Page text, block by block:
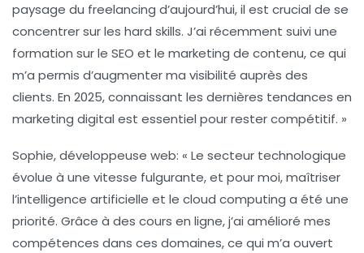
paysage du freelancing d’aujourd’hui, il est crucial de se
concentrer sur les hard skills. J’ai récemment suivi une
formation sur le SEO et le marketing de contenu, ce qui
m’a permis d’augmenter ma visibilité auprès des
clients. En 2025, connaissant les dernières tendances en
marketing digital est essentiel pour rester compétitif. »
Sophie, développeuse web: « Le secteur technologique
évolue à une vitesse fulgurante, et pour moi, maîtriser
l’intelligence artificielle et le cloud computing a été une
priorité. Grâce à des cours en ligne, j’ai amélioré mes
compétences dans ces domaines, ce qui m’a ouvert